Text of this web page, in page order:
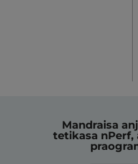
Mandraisa
tetikasa nPerf,